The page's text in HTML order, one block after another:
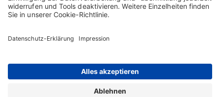
Home Kontakt Impressum Sitemap AGB